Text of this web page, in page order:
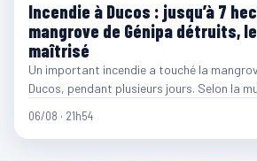
Incendie à Ducos : jusqu’à 7
mangrove de Génipa détruits,
maîtrisé
Un important incendie a touché la
Ducos, pendant plusieurs jours. Selon la
06/08 · 21h54